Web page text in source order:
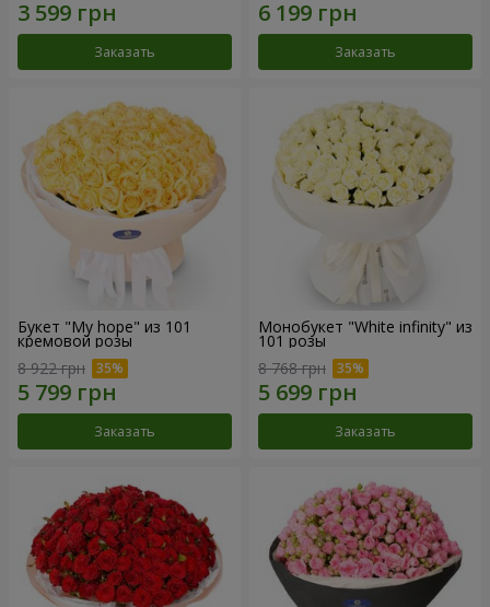
Заказать Заказать
Букет "My hope" из 101
кремовой розы
8 922 грн
Заказать
Монобукет "White infinity" из
101 розы
8 768 грн
Заказать